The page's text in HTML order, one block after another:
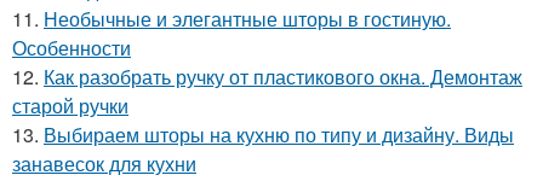
11. Необычные и элегантные шторы в гостиную.
Особенности
12. Как разобрать ручку от пластикового окна. Демонтаж
старой ручки
13. Выбираем шторы на кухню по типу и дизайну. Виды
занавесок для кухни